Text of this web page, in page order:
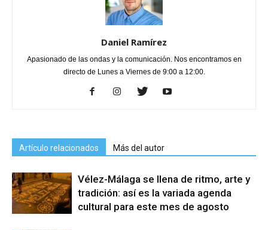
Daniel Ramírez
Apasionado de las ondas y la comunicación. Nos encontramos en
directo de Lunes a Viernes de 9:00 a 12:00.
Artículo relacionados Más del autor
Vélez-Málaga se llena de ritmo, arte y
tradición: así es la variada agenda
cultural para este mes de agosto